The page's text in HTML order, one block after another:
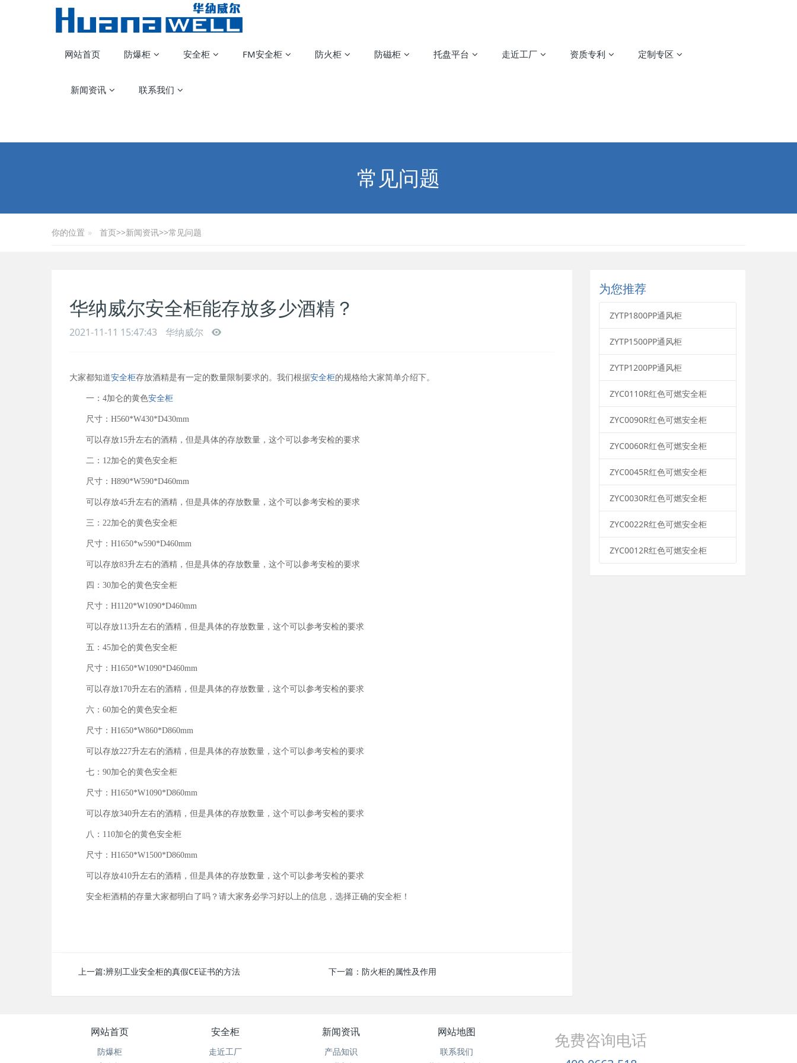
网站首页 防爆柜 安全柜 FM安全柜 防火柜 防磁柜 托盘平台 走近工厂 资质专利 定制专区
新闻资讯 联系我们
常见问题
你的位置 首页>>新闻资讯>>常见问题
华纳威尔安全柜能存放多少酒精？
2021-11-11 15:47:43 华纳威尔
大家都知道安全柜存放酒精是有一定的数量限制要求的。我们根据安全柜的规格给大家简单介绍下。
一：4加仑的黄色安全柜
尺寸：H560*W430*D430mm
可以存放15升左右的酒精，但是具体的存放数量，这个可以参考安检的要求
二：12加仑的黄色安全柜
尺寸：H890*W590*D460mm
可以存放45升左右的酒精，但是具体的存放数量，这个可以参考安检的要求
三：22加仑的黄色安全柜
尺寸：H1650*w590*D460mm
可以存放83升左右的酒精，但是具体的存放数量，这个可以参考安检的要求
四：30加仑的黄色安全柜
尺寸：H1120*W1090*D460mm
可以存放113升左右的酒精，但是具体的存放数量，这个可以参考安检的要求
五：45加仑的黄色安全柜
尺寸：H1650*W1090*D460mm
可以存放170升左右的酒精，但是具体的存放数量，这个可以参考安检的要求
六：60加仑的黄色安全柜
尺寸：H1650*W860*D860mm
可以存放227升左右的酒精，但是具体的存放数量，这个可以参考安检的要求
七：90加仑的黄色安全柜
尺寸：H1650*W1090*D860mm
可以存放340升左右的酒精，但是具体的存放数量，这个可以参考安检的要求
八：110加仑的黄色安全柜
尺寸：H1650*W1500*D860mm
可以存放410升左右的酒精，但是具体的存放数量，这个可以参考安检的要求
安全柜酒精的存量大家都明白了吗？请大家务必学习好以上的信息，选择正确的安全柜！
上一篇:辨别工业安全柜的真假CE证书的方法 下一篇： 防火柜的属性及作用
为您推荐
ZYTP1800PP通风柜
ZYTP1500PP通风柜
ZYTP1200PP通风柜
ZYC0110R红色可燃安全柜
ZYC0090R红色可燃安全柜
ZYC0060R红色可燃安全柜
ZYC0045R红色可燃安全柜
ZYC0030R红色可燃安全柜
ZYC0022R红色可燃安全柜
ZYC0012R红色可燃安全柜
网站首页
防爆柜
安全柜
走近工厂
新闻资讯
产品知识
网站地图
联系我们
免费咨询电话